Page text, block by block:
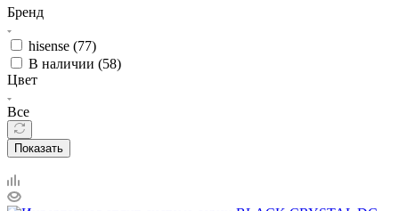
Бренд
hisense (77)
В наличии (58)
Цвет
Все
Показать